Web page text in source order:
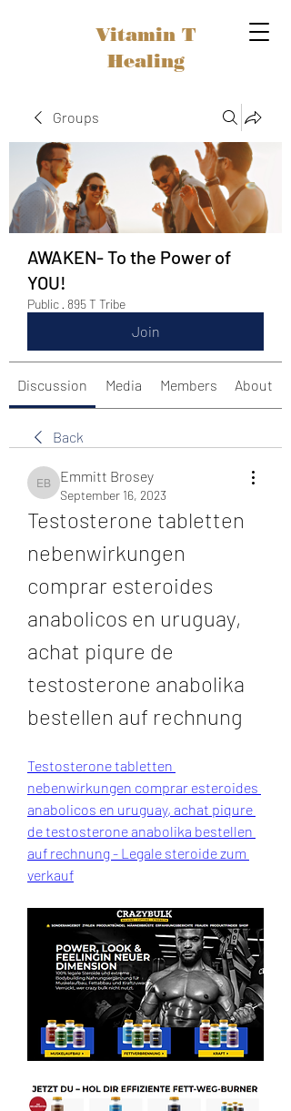
Vitamin T
Healing
Groups
AWAKEN- To the Power of
YOU!
Public · 895 T Tribe
Join
Discussion Media Members About
Back
Emmitt Brosey
Emmitt Brosey
September 16, 2023
Testosterone tabletten
nebenwirkungen
comprar esteroides
anabolicos en uruguay,
achat piqure de
testosterone anabolika
bestellen auf rechnung
Testosterone tabletten
nebenwirkungen comprar esteroides
anabolicos en uruguay, achat piqure
de testosterone anabolika bestellen
auf rechnung - Legale steroide zum
verkauf